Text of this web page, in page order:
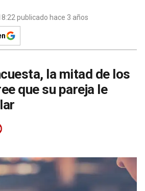
publicado hace 3 años
la mitad de los
que su pareja le